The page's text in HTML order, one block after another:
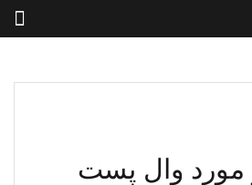
وال پست
مورد وال پست